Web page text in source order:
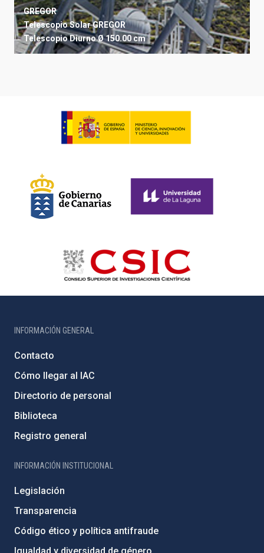
GREGOR
Telescopio Solar GREGOR
TelescopioDiurnoØ 150.00 cm
INFORMACIÓN GENERAL
Contacto
Cómo llegar al IAC
Directorio de personal
Biblioteca
Registro general
INFORMACIÓN INSTITUCIONAL
Legislación
Transparencia
Código ético y política antifraude